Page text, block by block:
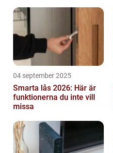
04 september 2025
Smarta lås 2026: Här är
funktionerna du inte vill
missa